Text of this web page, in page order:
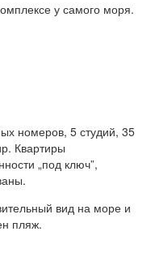
у самого моря.
номеров, 5 студий, 35
Квартиры
„под ключ”,
вид на море и
пляж.